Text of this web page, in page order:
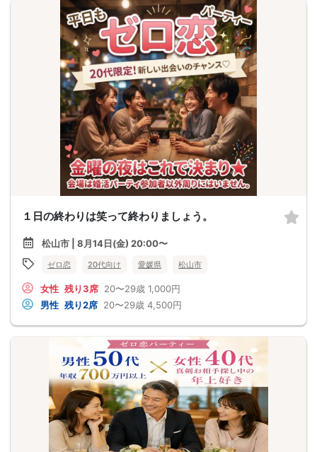
１日の終わりは笑って終わりましょう。
松山市 | 8月14日(金) 20:00〜
ゼロ恋 20代向け 愛媛県 松山市
女性 残り3席 20〜29歳 1,000円
男性 残り2席 20〜29歳 4,500円